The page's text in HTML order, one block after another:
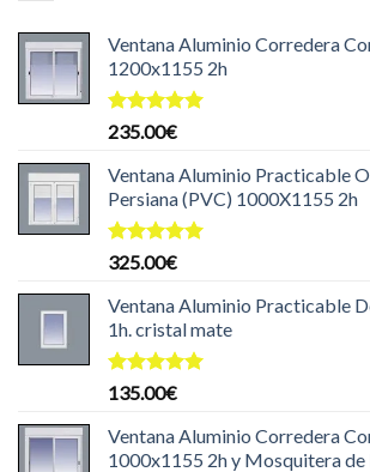
Ventana Aluminio Corredera
1200x1155 2h
Valorado
de 5
235.00€
Ventana Aluminio Practicable
Persiana (PVC) 1000X1155 2h
Valorado
de 5
325.00€
Ventana Aluminio Practicable
1h. cristal mate
Valorado
de 5
135.00€
Ventana Aluminio Corredera
1000x1155 2h y Mosquitera de